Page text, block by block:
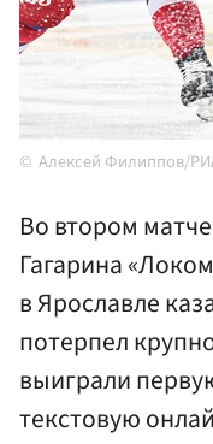
Алексей Филиппов/
Во втором
Гагарина
в Ярославле
потерпел
выиграли
текстовую